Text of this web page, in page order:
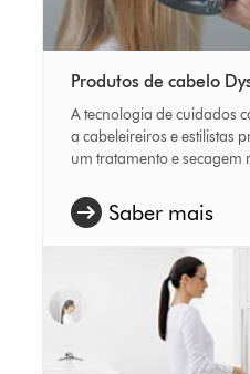
Produtos de cabelo
A tecnologia de cuidados
a cabeleireiros e estilistas
um tratamento e secagem
Saber mais